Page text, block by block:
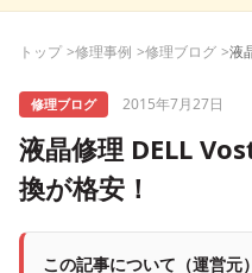
トップ 修理事例 修理ブログ
修理ブログ 2015年7月27日
液晶修理 DELL
換が格安！
この記事について（運営元）